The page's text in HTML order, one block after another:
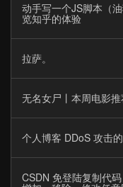
动手写一个JS脚本（
览知乎的体验
拉萨。
无名女尸丨本周电影
个人博客 DDoS 攻击
CSDN 免登陆复制代